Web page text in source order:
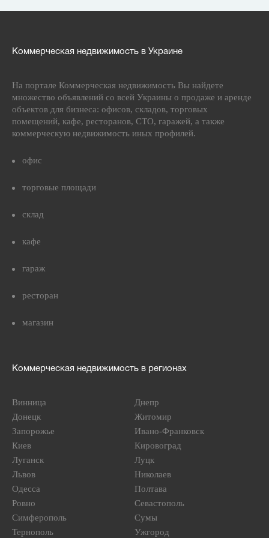
Коммерческая недвижимость в Украине
На портале Коммерческая недвижимость Вы найдете
множество объявлений со всей Украины о продаже и аренде
объектов для бизнеса: офисов, складов, торговых
помещений, кафе, ресторанов, СТО, гаражей, а также
коммерческую недвижимость иных профилей.
офис
торговые площади
склад
кафе
гараж
ресторан
магазин
Коммерческая недвижимость в регионах
Винница
Днепр
Донецк
Житомир
Запорожье
Ивано-Франковск
Киев
Кировоград
Луганск
Луцк
Львов
Николаев
Одесса
Полтава
Ровно
Севастополь
Симферополь
Сумы
Тернополь
Ужгород